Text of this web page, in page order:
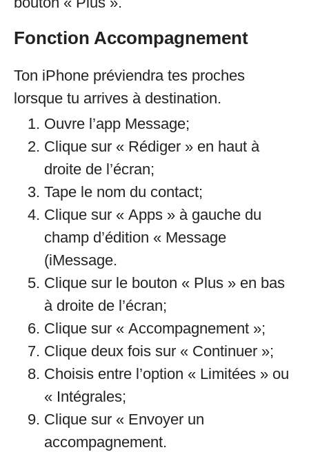
Fonction Accompagnement
Ton iPhone préviendra tes proches
lorsque tu arrives à destination.
Ouvre l’app Message;
Clique sur « Rédiger » en haut à
droite de l’écran;
Tape le nom du contact;
Clique sur « Apps » à gauche du
champ d’édition « Message
(iMessage.
Clique sur le bouton « Plus » en bas
à droite de l’écran;
Clique sur « Accompagnement »;
Clique deux fois sur « Continuer »;
Choisis entre l’option « Limitées » ou
« Intégrales;
Clique sur « Envoyer un
accompagnement.